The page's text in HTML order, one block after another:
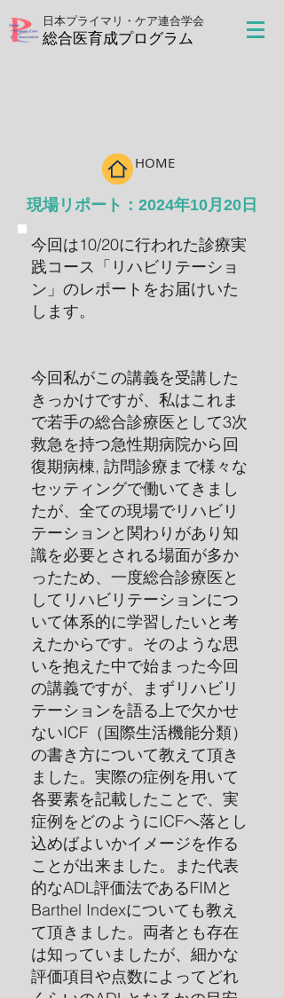
​総合医育成プログラム
日本プライマリ・ケア連合学会
HOME
​現場リポート：2024年10月20日
今回は10/20に行われた診療実
践コース「リハビリテーショ
ン」のレポートをお届けいた
します。
今回私がこの講義を受講した
きっかけですが、私はこれま
で若手の総合診療医として3次
救急を持つ急性期病院から回
復期病棟, 訪問診療まで様々な
セッティングで働いてきまし
たが、全ての現場でリハビリ
テーションと関わりがあり知
識を必要とされる場面が多か
ったため、一度総合診療医と
してリハビリテーションにつ
いて体系的に学習したいと考
えたからです。そのような思
いを抱えた中で始まった今回
の講義ですが、まずリハビリ
テーションを語る上で欠かせ
ないICF（国際生活機能分類）
の書き方について教えて頂き
ました。実際の症例を用いて
各要素を記載したことで、実
症例をどのようにICFへ落とし
込めばよいかイメージを作る
ことが出来ました。また代表
的なADL評価法であるFIMと
Barthel Indexについても教え
て頂きました。両者とも存在
は知っていましたが、細かな
評価項目や点数によってどれ